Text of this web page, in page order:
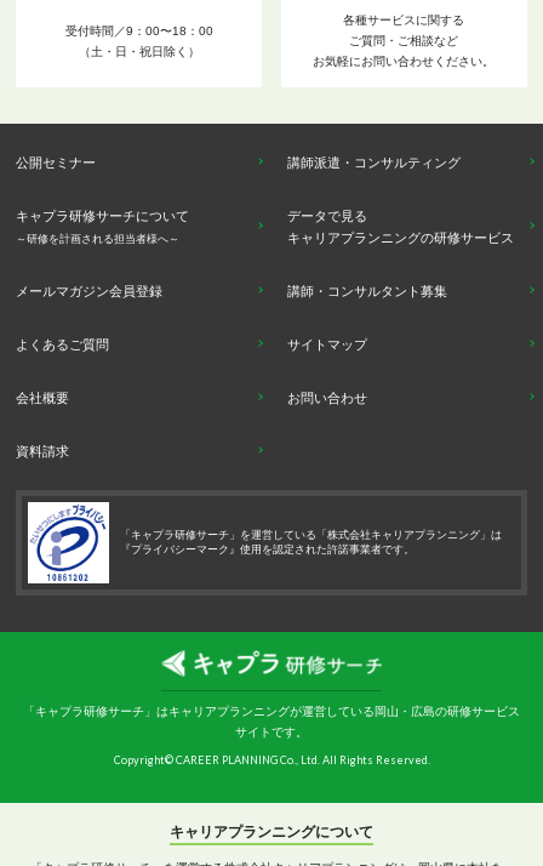
受付時間／9：00〜18：00
（土・日・祝日除く）
各種サービスに関する
ご質問・ご相談など
お気軽にお問い合わせください。
公開セミナー 講師派遣・コンサルティング
キャプラ研修サーチについて
～研修を計画される担当者様へ～
データで見る
キャリアプランニングの研修サービス
メールマガジン会員登録 講師・コンサルタント募集
よくあるご質問 サイトマップ
会社概要 お問い合わせ
資料請求
「キャプラ研修サーチ」を運営している「株式会社キャリアプランニング」は
『プライバシーマーク』使用を認定された許諾事業者です。
「キャプラ研修サーチ」はキャリアプランニングが運営している岡山・広島の研修サービス
サイトです。
Copyright© CAREER PLANNING Co., Ltd. All Rights Reserved.
キャリアプランニングについて